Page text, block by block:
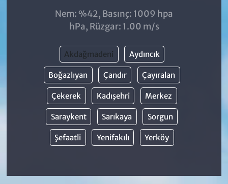
Nem: %42, Basınç: 1009 hpa
hPa, Rüzgar: 1.00 m/s
Akdağmadeni Aydıncık
Boğazlıyan Çandır Çayıralan
Çekerek Kadışehri Merkez
Saraykent Sarıkaya Sorgun
Şefaatli Yenifakılı Yerköy